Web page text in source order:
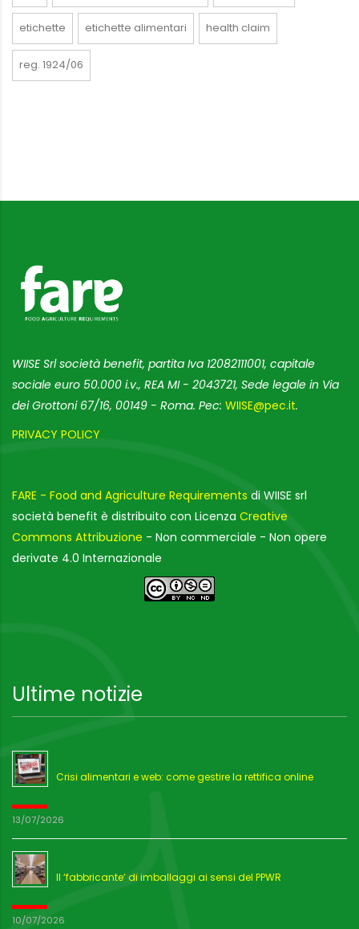
etichette etichette alimentari health claim
reg. 1924/06
WIISE Srl società benefit, partita Iva 12082111001, capitale
sociale euro 50.000 i.v., REA MI - 2043721, Sede legale in Via
dei Grottoni 67/16, 00149 - Roma. Pec: WIISE@pec.it.
PRIVACY POLICY
FARE - Food and Agriculture Requirements di WIISE srl
società benefit è distribuito con Licenza Creative
Commons Attribuzione - Non commerciale - Non opere
derivate 4.0 Internazionale
Ultime notizie
Crisi alimentari e web: come gestire la rettifica online
13/07/2026
Il ‘fabbricante’ di imballaggi ai sensi del PPWR
10/07/2026